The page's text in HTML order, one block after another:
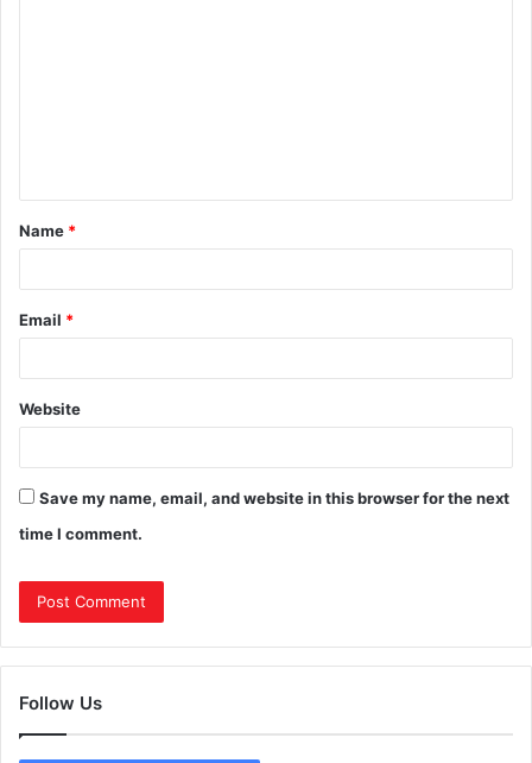
Name *
Email *
Website
Save my name, email, and website in this browser for the next
time I comment.
Follow Us